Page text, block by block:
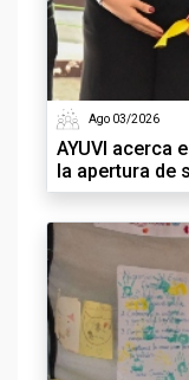
Ago 03/2026
AYUVI acerca
la apertura de